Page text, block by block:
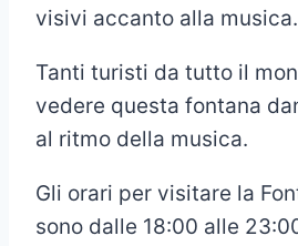
visivi accanto alla musica.
Tanti turisti da tutto il
vedere questa fontana
al ritmo della musica.
Gli orari per visitare la
sono dalle 18:00 alle